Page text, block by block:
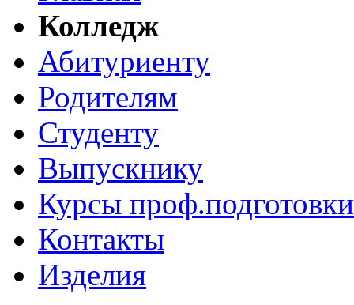
Колледж
Абитуриенту
Родителям
Студенту
Выпускнику
Курсы проф.подготовки
Контакты
Изделия